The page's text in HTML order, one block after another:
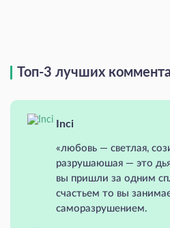
Топ-3 лучших
Inci
«любовь — светлая,
разрушаюшая — это
вы пришли за одним
счастьем то вы
саморазрушением.